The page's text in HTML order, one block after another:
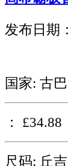
发布日期
国家: 古巴
： £34.88
尺码: 丘